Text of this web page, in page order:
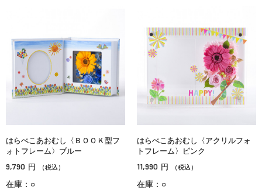
はらぺこあおむし〈ＢＯＯＫ型フ
ォトフレーム〉ブルー
9,790 円 （税込）
在庫：○
はらぺこあおむし〈アクリルフォ
トフレーム〉ピンク
11,990 円 （税込）
在庫：○